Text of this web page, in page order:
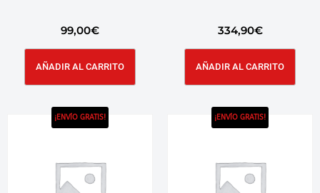
99,00€
AÑADIR AL CARRITO
334,90€
AÑADIR AL CARRITO
¡ENVÍO GRATIS! ¡ENVÍO GRATIS!